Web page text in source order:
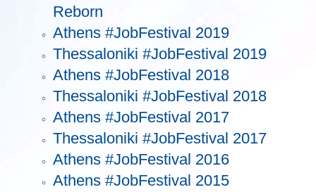
Reborn
Athens #JobFestival 2019
Thessaloniki #JobFestival 2019
Athens #JobFestival 2018
Thessaloniki #JobFestival 2018
Athens #JobFestival 2017
Τhessaloniki #JobFestival 2017
Athens #JobFestival 2016
Athens #JobFestival 2015